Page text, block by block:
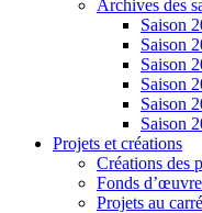
Archives des
Saison
Saison
Saison
Saison
Saison
Saison
Projets et créations
Créations des
Fonds
Projets au carré